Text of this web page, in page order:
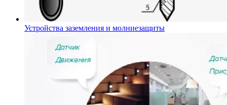
Устройства заземления и молниезащиты